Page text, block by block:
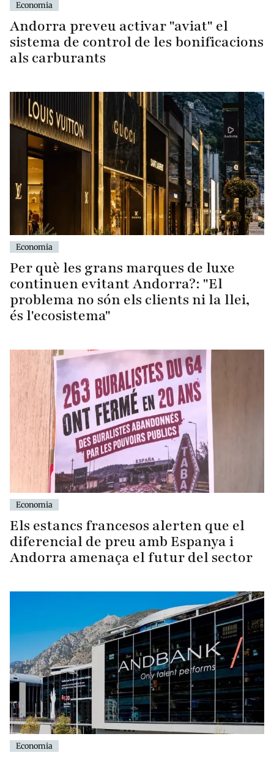
Economia
Andorra preveu activar "aviat" el
sistema de control de les bonificacions
als carburants
Economia
Per què les grans marques de luxe
continuen evitant Andorra?: "El
problema no són els clients ni la llei,
és l'ecosistema"
Economia
Els estancs francesos alerten que el
diferencial de preu amb Espanya i
Andorra amenaça el futur del sector
Economia